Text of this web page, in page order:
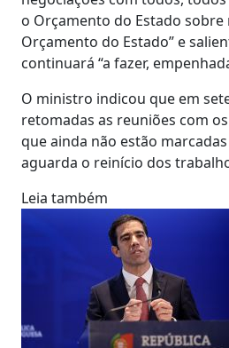
o Orçamento do Estado sobre
Orçamento do Estado” e
continuará “a fazer,
O ministro indicou que em
retomadas as reuniões com
que ainda não estão
aguarda o reinício dos
Leia também